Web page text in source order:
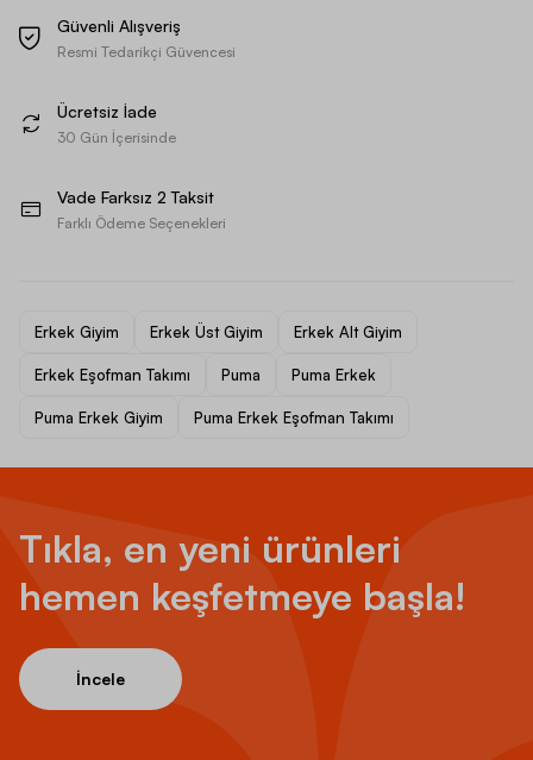
Güvenli Alışveriş
Resmi Tedarikçi Güvencesi
Ücretsiz İade
30 Gün İçerisinde
Vade Farksız 2 Taksit
Farklı Ödeme Seçenekleri
Erkek Giyim Erkek Üst Giyim Erkek Alt Giyim
Erkek Eşofman Takımı Puma Puma Erkek
Puma Erkek Giyim Puma Erkek Eşofman Takımı
Tıkla, en yeni ürünleri
hemen keşfetmeye başla!
İncele